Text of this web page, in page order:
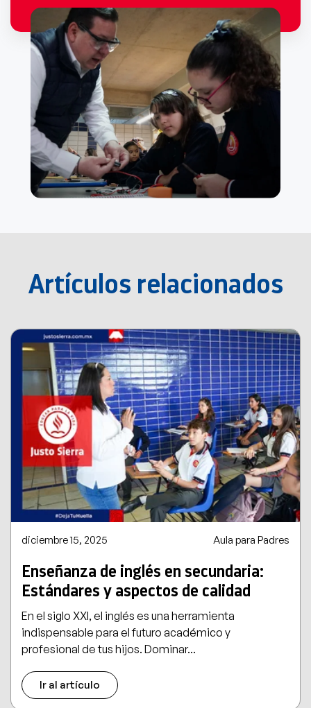
Artículos relacionados
diciembre 15, 2025 Aula para Padres
Enseñanza de inglés en secundaria:
Estándares y aspectos de calidad
En el siglo XXI, el inglés es una herramienta
indispensable para el futuro académico y
profesional de tus hijos. Dominar...
Ir al artículo